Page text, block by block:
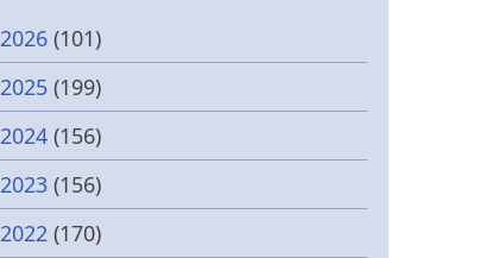
2026 (101)
2025 (199)
2024 (156)
2023 (156)
2022 (170)